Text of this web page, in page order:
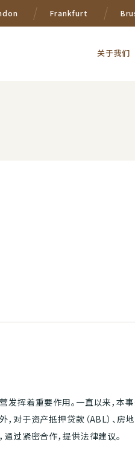
Frankfurt
关于我们
发挥着重要作用。一直以来，
对于资产抵押贷款（ABL）、
过紧密合作，提供法律建议。